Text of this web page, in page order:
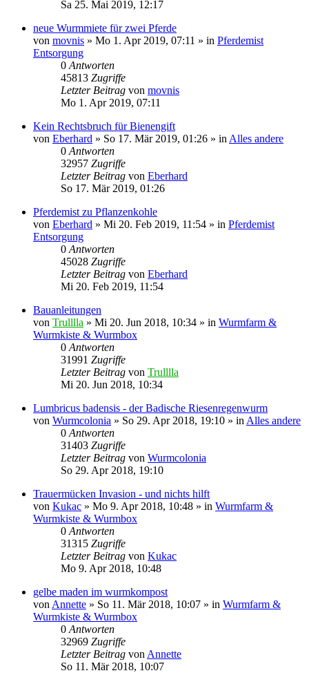
Sa 25. Mai 2019, 12:17
neue Wurmmiete für zwei Pferde
von movnis » Mo 1. Apr 2019, 07:11 » in Pferdemist
Entsorgung
0 Antworten
45813 Zugriffe
Letzter Beitrag von movnis
Mo 1. Apr 2019, 07:11
Kein Rechtsbruch für Bienengift
von Eberhard » So 17. Mär 2019, 01:26 » in Alles andere
0 Antworten
32957 Zugriffe
Letzter Beitrag von Eberhard
So 17. Mär 2019, 01:26
Pferdemist zu Pflanzenkohle
von Eberhard » Mi 20. Feb 2019, 11:54 » in Pferdemist
Entsorgung
0 Antworten
45028 Zugriffe
Letzter Beitrag von Eberhard
Mi 20. Feb 2019, 11:54
Bauanleitungen
von Trulllla » Mi 20. Jun 2018, 10:34 » in Wurmfarm &
Wurmkiste & Wurmbox
0 Antworten
31991 Zugriffe
Letzter Beitrag von Trulllla
Mi 20. Jun 2018, 10:34
Lumbricus badensis - der Badische Riesenregenwurm
von Wurmcolonia » So 29. Apr 2018, 19:10 » in Alles andere
0 Antworten
31403 Zugriffe
Letzter Beitrag von Wurmcolonia
So 29. Apr 2018, 19:10
Trauermücken Invasion - und nichts hilft
von Kukac » Mo 9. Apr 2018, 10:48 » in Wurmfarm &
Wurmkiste & Wurmbox
0 Antworten
31315 Zugriffe
Letzter Beitrag von Kukac
Mo 9. Apr 2018, 10:48
gelbe maden im wurmkompost
von Annette » So 11. Mär 2018, 10:07 » in Wurmfarm &
Wurmkiste & Wurmbox
0 Antworten
32969 Zugriffe
Letzter Beitrag von Annette
So 11. Mär 2018, 10:07